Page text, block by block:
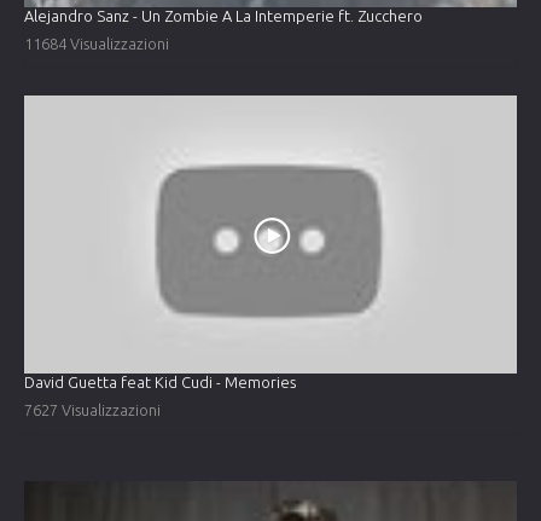
Alejandro Sanz - Un Zombie A La Intemperie ft. Zucchero
11684 Visualizzazioni
David Guetta feat Kid Cudi - Memories
7627 Visualizzazioni